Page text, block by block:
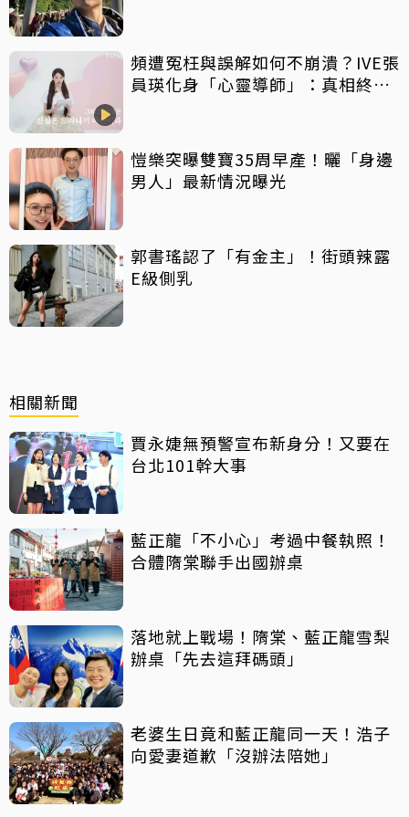
頻遭冤枉與誤解如何不崩潰？IVE張
員瑛化身「心靈導師」：真相終會
愷樂突曝雙寶35周早產！曬「身邊
男人」最新情況曝光
郭書瑤認了「有金主」！街頭辣露
E級側乳
相關新聞
賈永婕無預警宣布新身分！又要在
台北101幹大事
藍正龍「不小心」考過中餐執照！
合體隋棠聯手出國辦桌
落地就上戰場！隋棠、藍正龍雪梨
辦桌「先去這拜碼頭」
老婆生日竟和藍正龍同一天！浩子
向愛妻道歉「沒辦法陪她」